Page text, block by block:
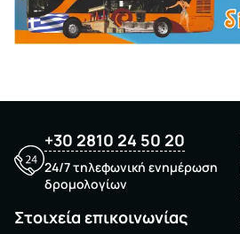
+30 2810 24 50 20
24/7 τηλεφωνική ενημέρωση
δρομολογίων
Στοιχεία επικοινωνίας